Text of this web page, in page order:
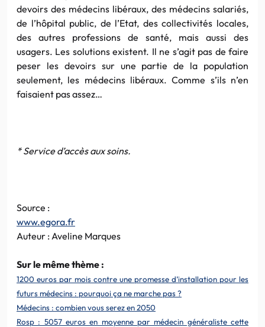
devoirs des médecins libéraux, des médecins salariés,
de l’hôpital public, de l’Etat, des collectivités locales,
des autres professions de santé, mais aussi des
usagers. Les solutions existent. Il ne s’agit pas de faire
peser les devoirs sur une partie de la population
seulement, les médecins libéraux. Comme s’ils n’en
faisaient pas assez…
* Service d’accès aux soins.
Source :
www.egora.fr
Auteur : Aveline Marques
Sur le même thème :
1200 euros par mois contre une promesse d’installation pour les
futurs médecins : pourquoi ça ne marche pas ?
Médecins : combien vous serez en 2050
Rosp : 5057 euros en moyenne par médecin généraliste cette